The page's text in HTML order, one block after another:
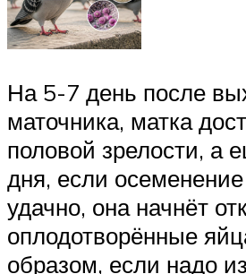
На 5-7 день после
маточника, матка
половой зрелости, а
дня, если
удачно, она начнёт
оплодотворённые
образом, если надо